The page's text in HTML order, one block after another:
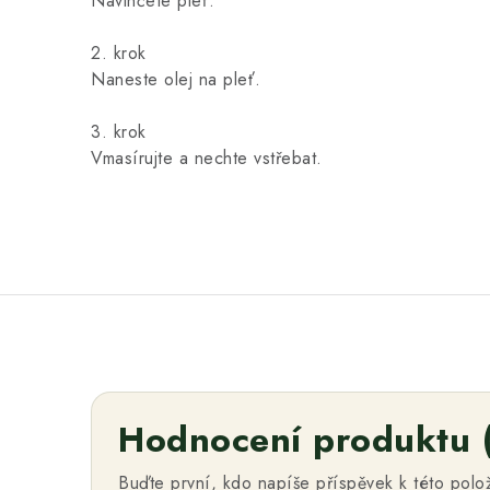
2. krok
Naneste olej na pleť.
3. krok
Vmasírujte a nechte vstřebat.
Hodnocení produktu
Buďte první, kdo napíše příspěvek k této